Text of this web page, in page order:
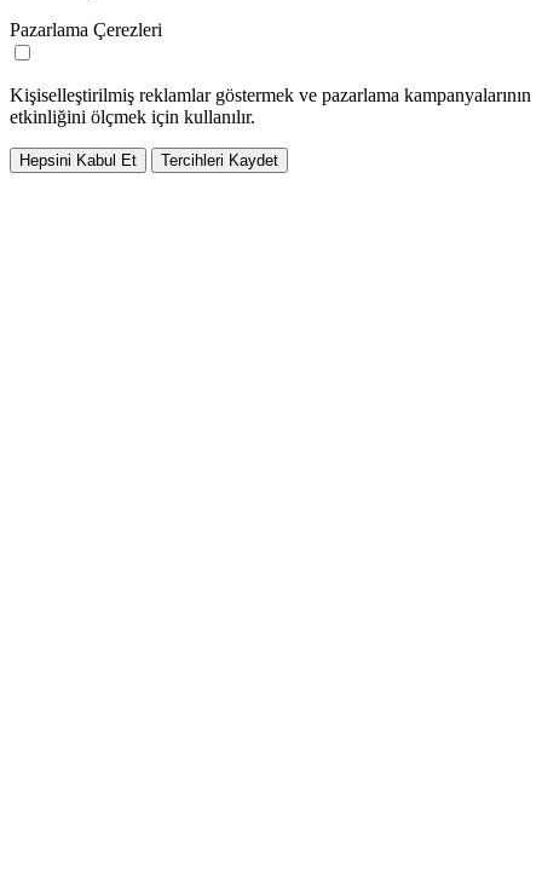
Pazarlama Çerezleri
Kişiselleştirilmiş reklamlar göstermek ve pazarlama kampanyalarının
etkinliğini ölçmek için kullanılır.
Hepsini Kabul Et Tercihleri Kaydet